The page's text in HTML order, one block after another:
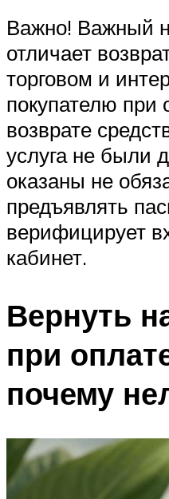
Важно! Важный
отличает
торговом и
покупателю при
возврате
услуга не были
оказаны не
предъявлять
верифицирует
кабинет.
Вернуть
при
почему